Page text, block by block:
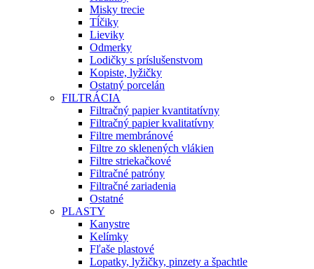
Misky trecie
Tĺčiky
Lieviky
Odmerky
Lodičky s príslušenstvom
Kopiste, lyžičky
Ostatný porcelán
FILTRÁCIA
Filtračný papier kvantitatívny
Filtračný papier kvalitatívny
Filtre membránové
Filtre zo sklenených vlákien
Filtre striekačkové
Filtračné patróny
Filtračné zariadenia
Ostatné
PLASTY
Kanystre
Kelímky
Fľaše plastové
Lopatky, lyžičky, pinzety a špachtle